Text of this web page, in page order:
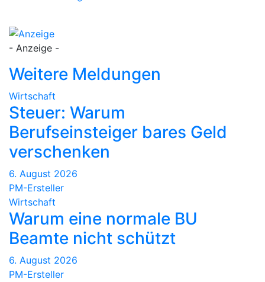
- Anzeige -
Weitere Meldungen
Wirtschaft
Steuer: Warum
Berufseinsteiger bares Geld
verschenken
6. August 2026
PM-Ersteller
Wirtschaft
Warum eine normale BU
Beamte nicht schützt
6. August 2026
PM-Ersteller